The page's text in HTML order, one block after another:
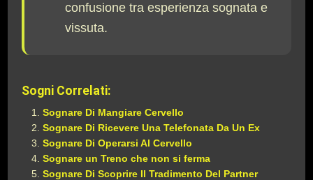
confusione tra esperienza sognata e
vissuta.
Sogni Correlati:
Sognare Di Mangiare Cervello
Sognare Di Ricevere Una Telefonata Da Un Ex
Sognare Di Operarsi Al Cervello
Sognare un Treno che non si ferma
Sognare Di Scoprire Il Tradimento Del Partner